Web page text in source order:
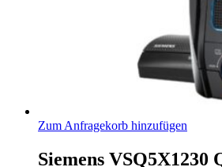
Zum Anfragekorb hinzufügen
Siemens VSQ5X1230